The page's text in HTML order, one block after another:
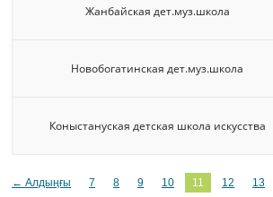
Жанбайская дет.муз.школа
Новобогатинская дет.муз.школа
Коныстануская детская школа искусства
← Алдыңғы 7 8 9 10 11 12 13